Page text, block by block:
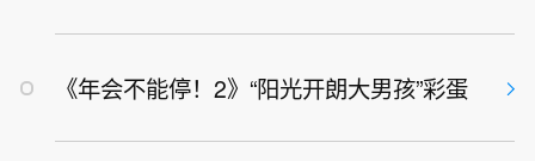
《年会不能停！2》“阳光开朗大男孩”彩蛋